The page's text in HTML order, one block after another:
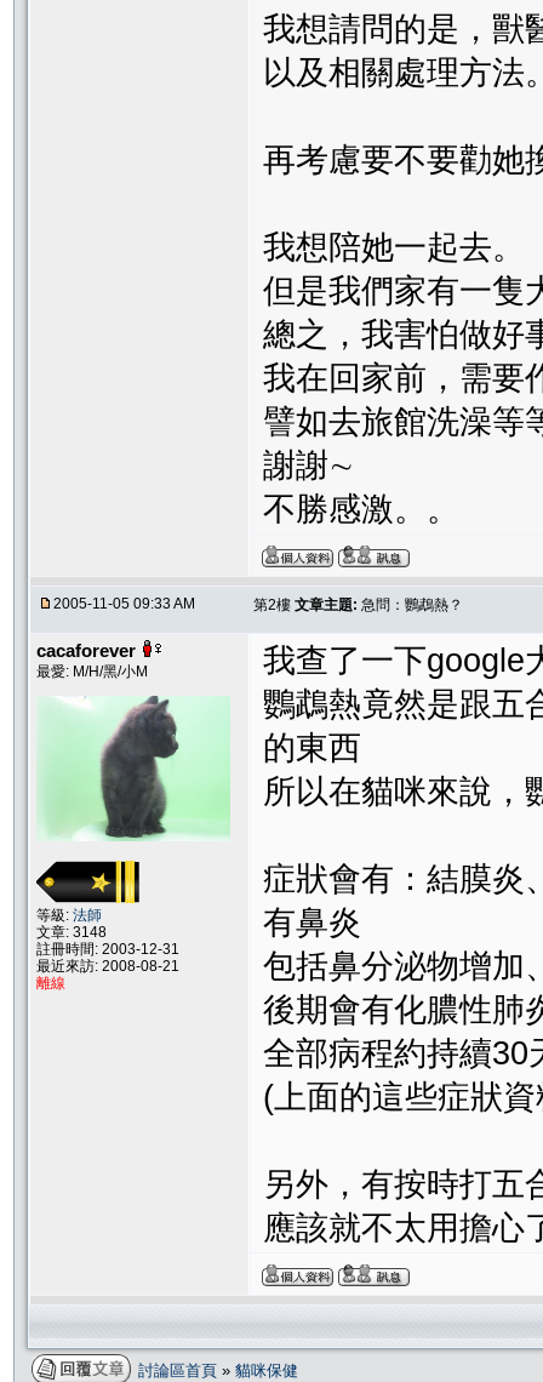
我想請問的是，獸
以及相關處理方法
再考慮要不要勸她
我想陪她一起去。
但是我們家有一隻
總之，我害怕做好
我在回家前，需要
譬如去旅館洗澡等
謝謝∼
不勝感激。。
2005-11-05 09:33 AM 第2樓 文章主題: 急問：鸚鵡熱？
cacaforever
最愛: M/H/黑/小M
等級: 法師
文章: 3148
註冊時間: 2003-12-31
最近來訪: 2008-08-21
離線
我查了一下google
鸚鵡熱竟然是跟五
的東西
所以在貓咪來說，
症狀會有：結膜炎
有鼻炎
包括鼻分泌物增加
後期會有化膿性
全部病程約持續30
(上面的這些症狀
另外，有按時打五
應該就不太用擔心
討論區首頁 » 貓咪保健